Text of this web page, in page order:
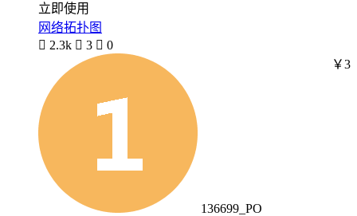
立即使用
网络拓扑图
 2.3k  3  0
136699_PO
￥3